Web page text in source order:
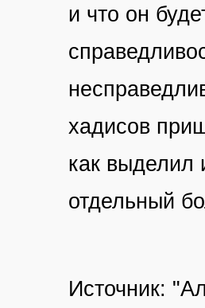
и что он
хадисов
как выделил
отдельный
Источник: